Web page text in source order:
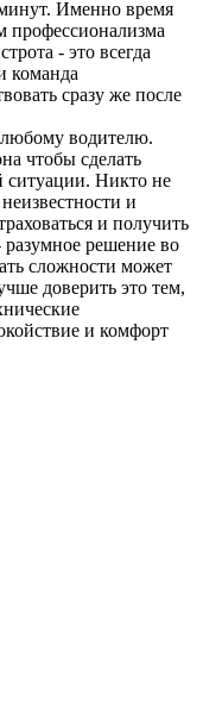
Именно время
профессионализма
- это всегда
команда
сразу же после
водителю.
чтобы сделать
ситуации. Никто не
и
и получить
решение во
сложности может
доверить это тем,
и комфорт